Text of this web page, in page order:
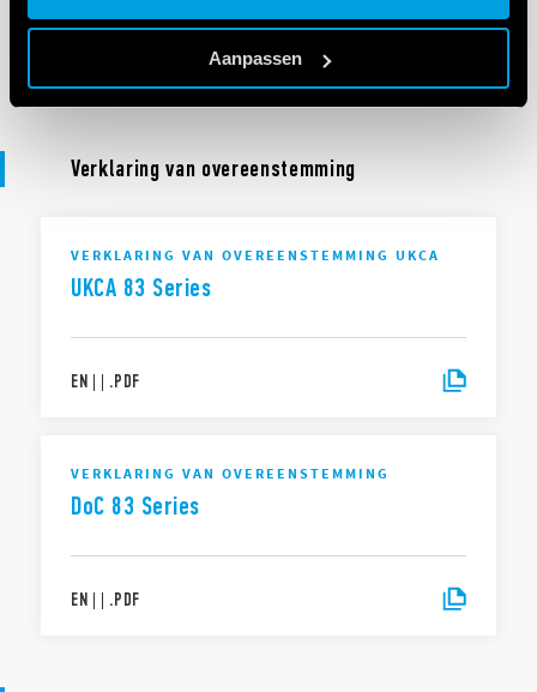
Aanpassen
Verklaring van overeenstemming
VERKLARING VAN OVEREENSTEMMING UKCA
UKCA 83 Series
EN | | .PDF
VERKLARING VAN OVEREENSTEMMING
DoC 83 Series
EN | | .PDF